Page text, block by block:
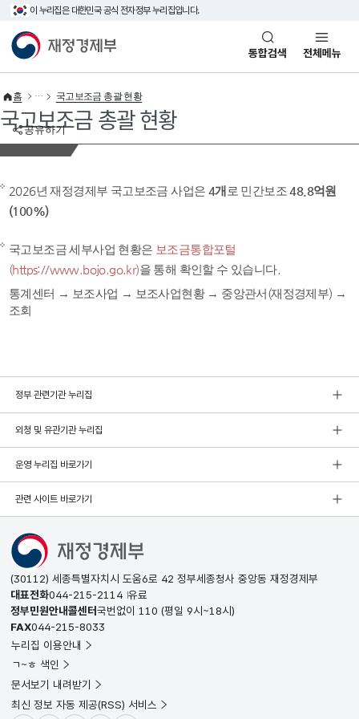
이 누리집은 대한민국 공식 전자정부 누리집입니다.
재정경제부(www.mofe.go.kr)통합검색 전체메뉴
공유하기
홈 국고보조금 총괄 현황
국고보조금 총괄 현황
2026년 재정경제부 국고보조금 사업은 4개 로 민간보조48.8억원
(100%)
국고보조금 세부사업 현황은 보조금통합포털
(https://www.bojo.go.kr)을 통해 확인할 수 있습니다.
통계센터 → 보조사업 → 보조사업현황 → 중앙관서(재정경제부) →
조회
정부 관련기관 누리집
외청 및 유관기관 누리집
운영 누리집 바로가기
관련 사이트 바로가기
(30112) 세종특별자치시 도움6로 42 정부세종청사 중앙동 재정경제부
대표전화044-215-2114 유료
정부민원안내콜센터국번없이 110 (평일 9시~18시)
FAX044-215-8033
누리집 이용안내
ㄱ~ㅎ 색인
문서보기 내려받기
최신 정보 자동 제공(RSS) 서비스